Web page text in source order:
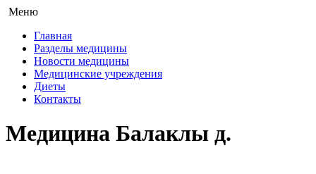
Меню
Главная
Разделы медицины
Новости медицины
Медицинские учреждения
Диеты
Контакты
Медицина Балаклы д.